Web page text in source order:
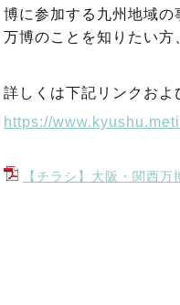
博に参加する九州地域の
万博のことを知りたい方
詳しくは下記リンクおよ
https://
【チラシ】大阪・関西